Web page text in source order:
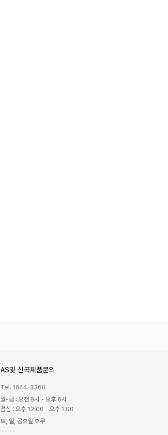
AS및 신곡제품문의
Tel. 1644-3360
월-금 : 오전 9시 - 오후 6시
점심 : 오후 12:00 - 오후 1:00
토, 일, 공휴일 휴무